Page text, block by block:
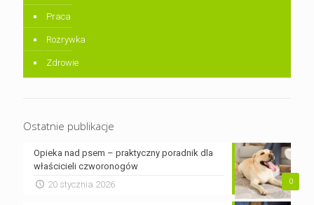
Praca
Rozrywka
Zdrowie
Ostatnie publikacje
0
Opieka nad psem – praktyczny poradnik dla
właścicieli czworonogów
20 stycznia 2026